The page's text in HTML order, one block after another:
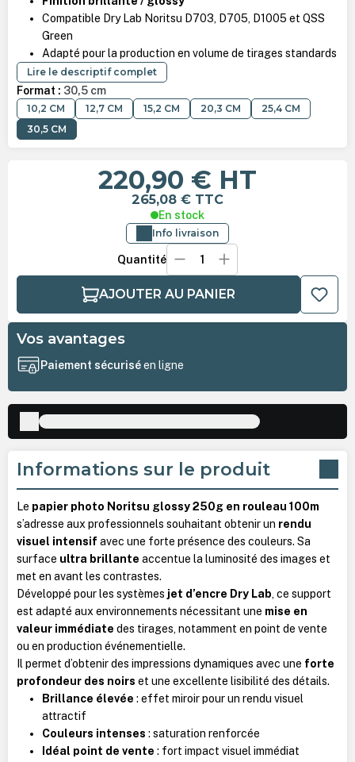
Compatible Dry Lab Noritsu D703, D705, D1005 et QSS
Green
Adapté pour la production en volume de tirages standards
Lire le descriptif complet
Format : 30,5 cm
10,2 CM 12,7 CM 15,2 CM 20,3 CM
25,4 CM
30,5 CM
220,90 € HT
265,08 € TTC
En stock
Info livraison
Quantité
AJOUTER AU PANIER
Vos avantages
Paiement sécuriséen ligne
Informations sur le produit
Le papier photo Noritsu glossy 250g en rouleau 100m
s’adresse aux professionnels souhaitant obtenir un rendu
visuel intensif avec une forte présence des couleurs. Sa
surface ultra brillante accentue la luminosité des images et
met en avant les contrastes.
Développé pour les systèmes jet d’encre Dry Lab, ce support
est adapté aux environnements nécessitant une mise en
valeur immédiate des tirages, notamment en point de vente
ou en production événementielle.
Il permet d’obtenir des impressions dynamiques avec une forte
profondeur des noirs et une excellente lisibilité des détails.
Brillance élevée : effet miroir pour un rendu visuel
attractif
Couleurs intenses : saturation renforcée
Idéal point de vente : fort impact visuel immédiat